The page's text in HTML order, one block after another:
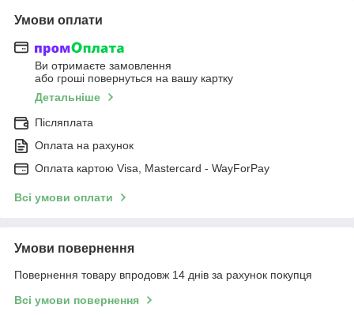
Умови оплати
Ви отримаєте замовлення
або гроші повернуться на вашу картку
Детальніше
Післяплата
Оплата на рахунок
Оплата картою Visa, Mastercard - WayForPay
Всі умови оплати
Умови повернення
Повернення товару впродовж 14 днів за рахунок покупця
Всі умови повернення